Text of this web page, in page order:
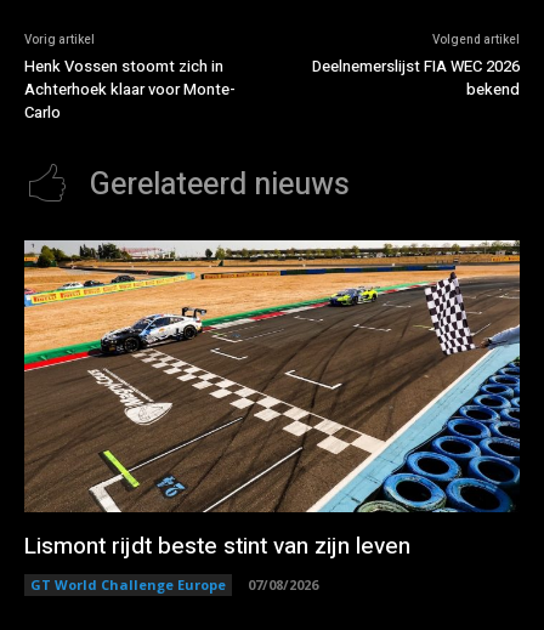
Vorig artikel
Henk Vossen stoomt zich in
Achterhoek klaar voor Monte-
Carlo
Volgend artikel
Deelnemerslijst FIA WEC 2026
bekend
Gerelateerd nieuws
Lismont rijdt beste stint van zijn leven
GT World Challenge Europe 07/08/2026